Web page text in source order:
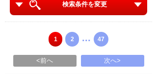
検索条件を変更
1 2 ... 47
<前へ 次へ>